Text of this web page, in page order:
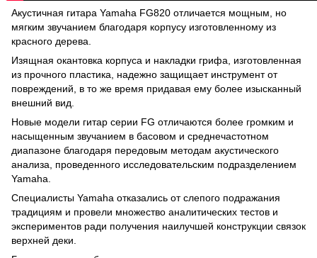
Акустичная гитара Yamaha FG820 отличается мощным, но
мягким звучанием благодаря корпусу изготовленному из
красного дерева.
Изящная окантовка корпуса и накладки грифа, изготовленная
из прочного пластика, надежно защищает инструмент от
повреждений, в то же время придавая ему более изысканный
внешний вид.
Новые модели гитар серии FG отличаются более громким и
насыщенным звучанием в басовом и среднечастотном
диапазоне благодаря передовым методам акустического
анализа, проведенного исследовательским подразделением
Yamaha.
Специалисты Yamaha отказались от слепого подражания
традициям и провели множество аналитических тестов и
экспериментов ради получения наилучшей конструкции связок
верхней деки.